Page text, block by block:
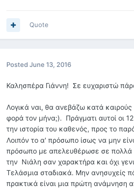
Quote
Posted June 13, 2016
Καλησπέρα Γιάννη! Σε ευχαριστώ
Λογικά ναι, θα ανεβάζω κατά
φορά τον μήνα;). Πράγματι αυτοί οι
την ιστορία του καθενός, προς το
Λοιπόν το α' πρόσωπο ίσως να μην
πρόσωπο με απελευθέρωσε σε πολλά
την Νιάλη σαν χαρακτήρα και όχι
Τελάσμια σταδιακά. Μην ανησυχείς
πρακτικά είναι μια πρώτη ανάμνηση